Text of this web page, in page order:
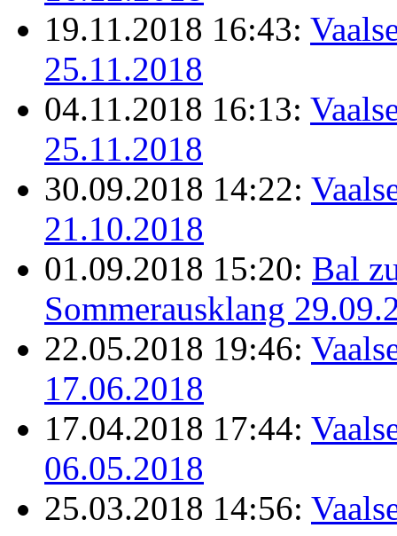
19.11.2018 16:43:
25.11.2018
04.11.2018 16:13:
25.11.2018
30.09.2018 14:22:
21.10.2018
01.09.2018 15:20: Bal
Sommerausklang
22.05.2018 19:46:
17.06.2018
17.04.2018 17:44:
06.05.2018
25.03.2018 14:56: